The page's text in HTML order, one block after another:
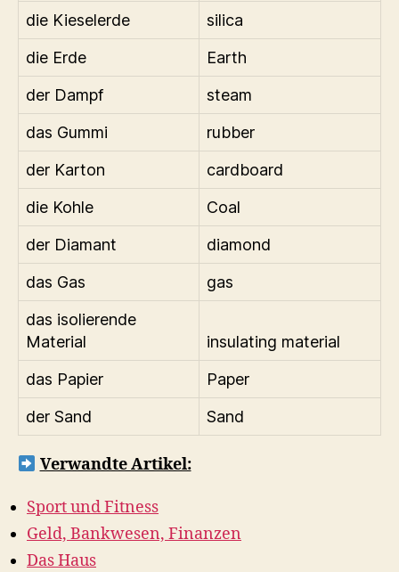
die Kieselerde
silica
die Erde
Earth
der Dampf
steam
das Gummi
rubber
der Karton
cardboard
die Kohle
Coal
der Diamant
diamond
das Gas
gas
das isolierende
Material
insulating material
das Papier
Paper
der Sand
Sand
Verwandte Artikel:
Sport und Fitness
Geld, Bankwesen, Finanzen
Das Haus